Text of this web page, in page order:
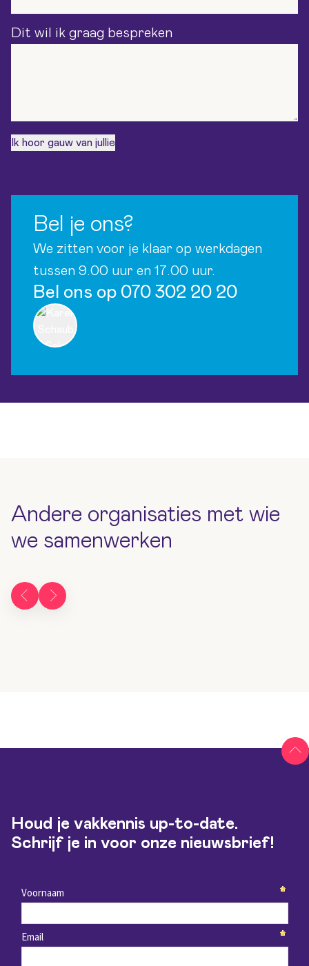
Dit wil ik graag bespreken
Ik hoor gauw van jullie
Bel je ons?
We zitten voor je klaar op werkdagen
tussen 9.00 uur en 17.00 uur.
Bel ons op 070 302 20 20
Andere organisaties met wie
we samenwerken
Houd je vakkennis up-to-date.
Schrijf je in voor onze nieuwsbrief!